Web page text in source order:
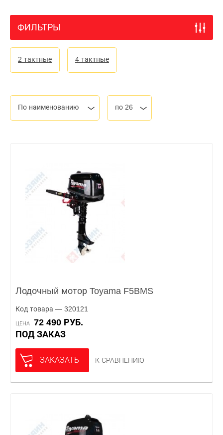
ФИЛЬТРЫ
2 тактные 4 тактные
По наименованию по 26
Лодочный мотор Toyama F5BMS
Код товара — 320121
ЦЕНА
72 490 РУБ.
ПОД ЗАКАЗ
ЗАКАЗАТЬ К СРАВНЕНИЮ